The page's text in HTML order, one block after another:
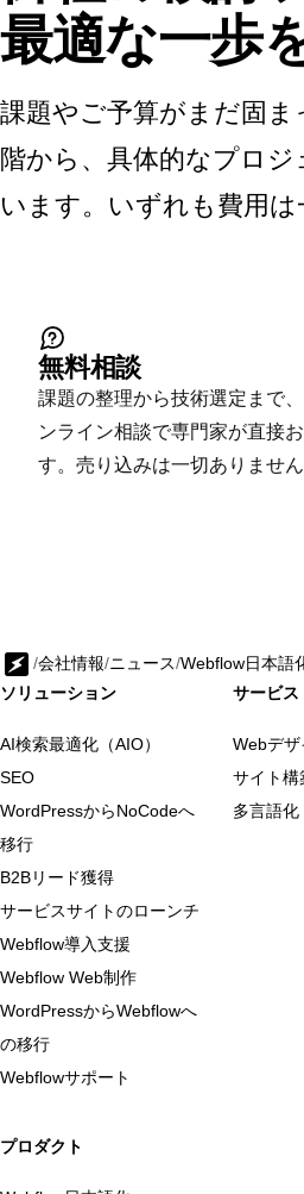
最適な一歩を
課題やご予算がまだ固
階から、具体的なプロ
います。いずれも費用は
無料相談
課題の整理から技術選定まで
ンライン相談で専門家が直接
す。売り込みは一切ありません
/会社情報/ニュース/Webflow日本語
ソリューション
AI検索最適化（AIO）
SEO
WordPressからNoCodeへ
移行
B2Bリード獲得
サービスサイトのローンチ
Webflow導入支援
Webflow Web制作
WordPressからWebflowへ
の移行
Webflowサポート
サービス
Webデザ
サイト構
多言語化
プロダクト